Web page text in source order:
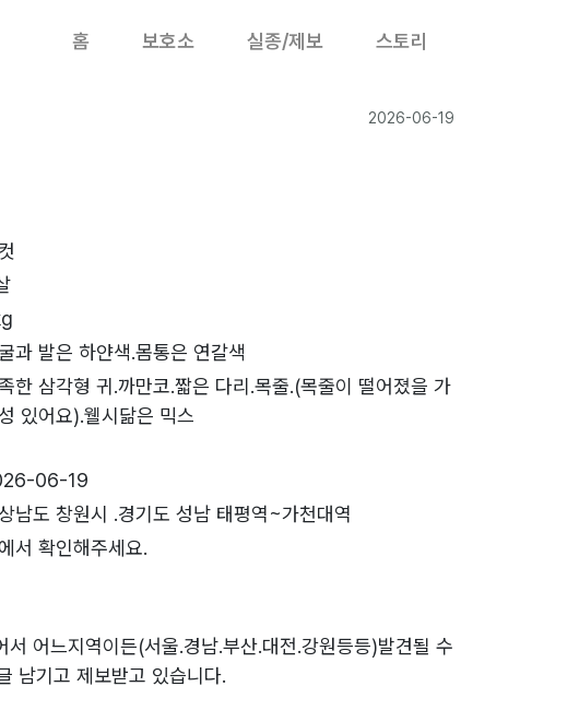
홈 보호소 실종/제보 스토리
2026-06-19
과 발은 하얀색.몸통은 연갈색
한 삼각형 귀.까만코.짧은 다리.목줄.(목줄이 떨어졌을 가
있어요).웰시닮은 믹스
06-19
남도 창원시 .경기도 성남 태평역~가천대역
서 확인해주세요.
서 어느지역이든(서울.경남.부산.대전.강원등등)발견될 수
남기고 제보받고 있습니다.